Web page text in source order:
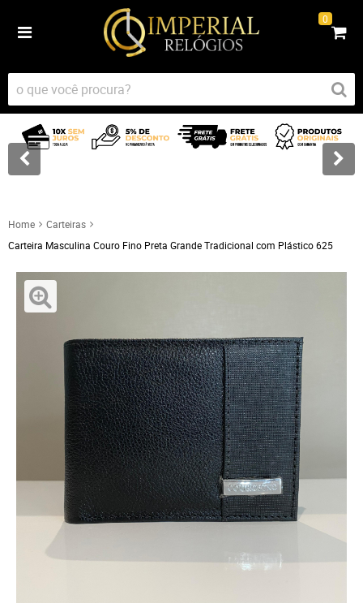
0
Home
Carteiras
Carteira Masculina Couro Fino Preta Grande Tradicional com Plástico 625